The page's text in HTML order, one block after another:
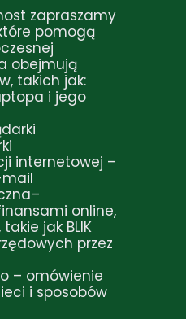
zapraszamy
pomogą
obejmują
takich jak:
i jego
internetowej –
online,
jak BLIK
przez
– omówienie
i sposobów